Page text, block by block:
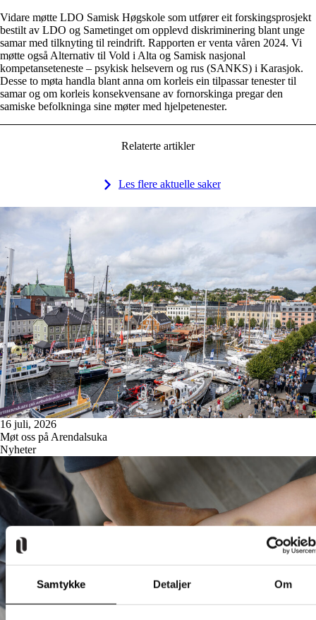
Samtykke Detaljer Om
Vidare møtte LDO Samisk Høgskole som utfører eit forskingsprosjekt
bestilt av LDO og Sametinget om opplevd diskriminering blant unge
samar med tilknyting til reindrift. Rapporten er venta våren 2024. Vi
møtte også Alternativ til Vold i Alta og Samisk nasjonal
kompetanseteneste – psykisk helsevern og rus (SANKS) i Karasjok.
Desse to møta handla blant anna om korleis ein tilpassar tenester til
samar og om korleis konsekvensane av fornorskinga pregar den
samiske befolkninga sine møter med hjelpetenester.
Relaterte artikler
Les flere aktuelle saker
16 juli, 2026
Møt oss på Arendalsuka
Nyheter